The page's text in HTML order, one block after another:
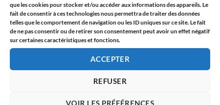
que les cookies pour stocker et/ou accéder aux informations des appareils. Le
fait de consentir à ces technologies nous permettra de traiter des données
telles que le comportement de navigation ou les ID uniques sur ce site. Le fait
de ne pas consentir ou de retirer son consentement peut avoir un effet négatif
sur certaines caractéristiques et fonctions.
ACCEPTER
REFUSER
VOIR LES PRÉFÉRENCES
Date Pride 2025 : Calendrier des Marches des Fiertés en
France
DIXOON x Mois des Fiertés 2025 : Deux Tote Bags Arc-en-
Ciel à Offrir avec Fierté